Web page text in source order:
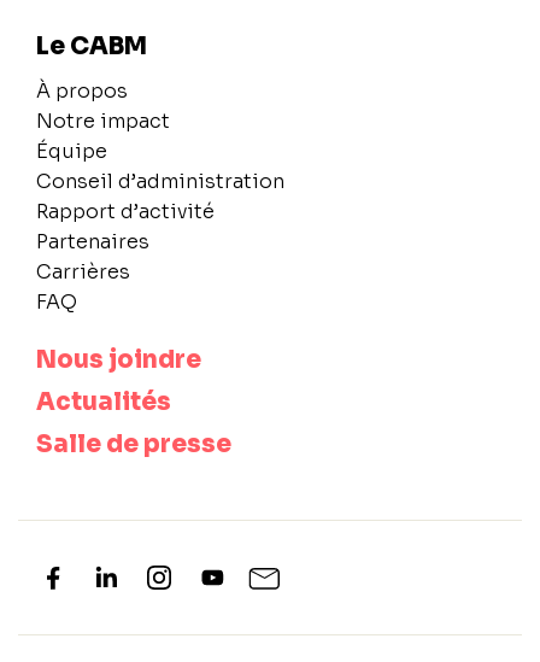
Le CABM
À propos
Notre impact
Équipe
Conseil d’administration
Rapport d’activité
Partenaires
Carrières
FAQ
Nous joindre
Actualités
Salle de presse